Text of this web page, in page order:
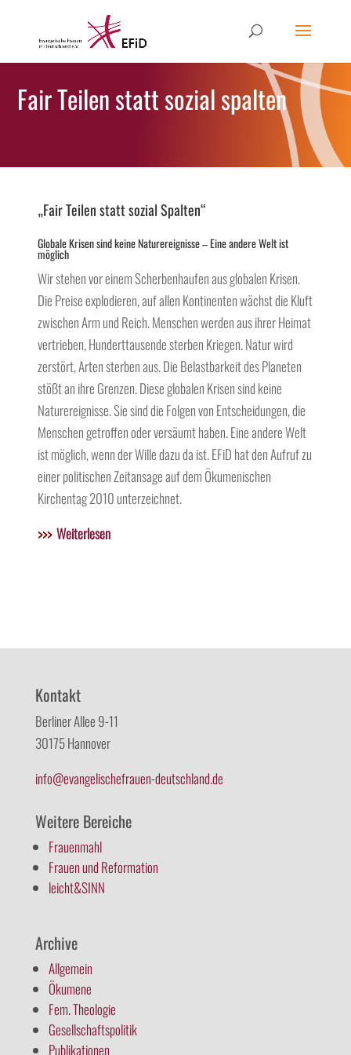
Fair Teilen statt sozial spalten
„Fair Teilen statt sozial Spalten“
Globale Krisen sind keine Naturereignisse – Eine andere Welt ist
möglich
Wir stehen vor einem Scherbenhaufen aus globalen Krisen.
Die Preise explodieren, auf allen Kontinenten wächst die Kluft
zwischen Arm und Reich. Menschen werden aus ihrer Heimat
vertrieben, Hunderttausende sterben Kriegen. Natur wird
zerstört, Arten sterben aus. Die Belastbarkeit des Planeten
stößt an ihre Grenzen. Diese globalen Krisen sind keine
Naturereignisse. Sie sind die Folgen von Entscheidungen, die
Menschen getroffen oder versäumt haben. Eine andere Welt
ist möglich, wenn der Wille dazu da ist. EFiD hat den Aufruf zu
einer politischen Zeitansage auf dem Ökumenischen
Kirchentag 2010 unterzeichnet.
>>> Weiterlesen
Kontakt
Berliner Allee 9-11
30175 Hannover
info@evangelischefrauen-deutschland.de
Weitere Bereiche
Frauenmahl
Frauen und Reformation
leicht&SINN
Archive
Allgemein
Ökumene
Fem. Theologie
Gesellschaftspolitik
Publikationen